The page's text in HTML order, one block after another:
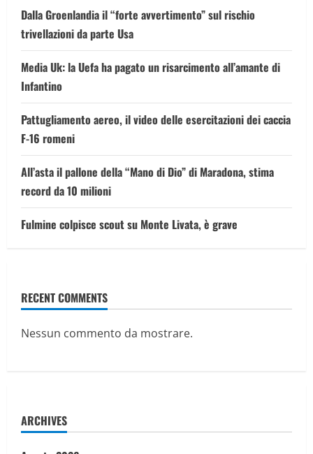
Dalla Groenlandia il “forte avvertimento” sul rischio
trivellazioni da parte Usa
Media Uk: la Uefa ha pagato un risarcimento all’amante di
Infantino
Pattugliamento aereo, il video delle esercitazioni dei caccia
F-16 romeni
All’asta il pallone della “Mano di Dio” di Maradona, stima
record da 10 milioni
Fulmine colpisce scout su Monte Livata, è grave
RECENT COMMENTS
Nessun commento da mostrare.
ARCHIVES